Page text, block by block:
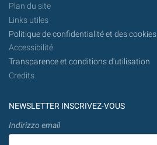
Plan du site
Links utiles
Politique de confidentialité et des cookies
Accessibilité
Transparence et conditions d'utilisation
Credits
NEWSLETTER INSCRIVEZ-VOUS
Indirizzo email